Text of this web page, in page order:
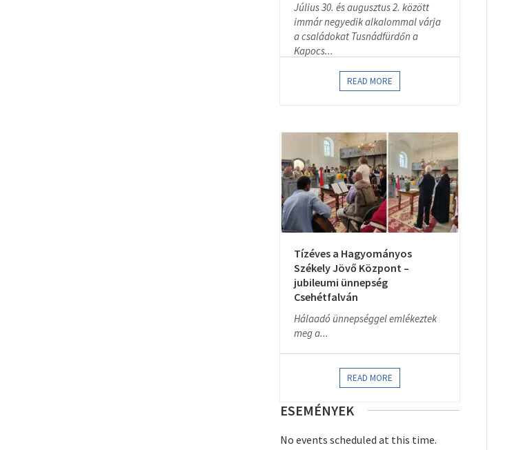
Július 30. és augusztus 2. között
immár negyedik alkalommal várja
a családokat Tusnádfürdőn a
Kapocs...
READ MORE
Tízéves a Hagyományos
Székely Jövő Központ –
jubileumi ünnepség
Csehétfalván
Hálaadó ünnepséggel emlékeztek
meg a...
READ MORE
ESEMÉNYEK
No events scheduled at this time.